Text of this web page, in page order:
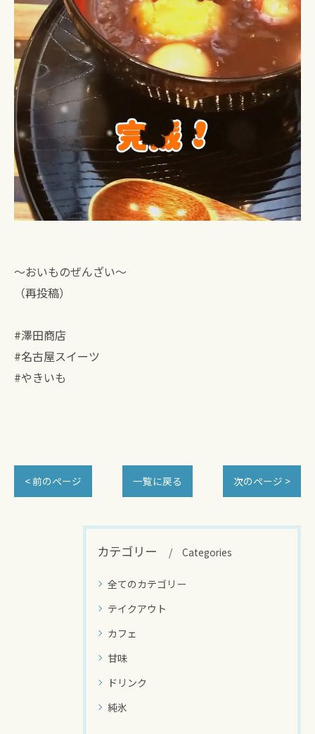
〜おいものぜんざい〜
（再投稿）
#澤田商店
#名古屋スイーツ
#やきいも
< 前のページ 一覧に戻る 次のページ >
カテゴリー Categories
全てのカテゴリー
テイクアウト
カフェ
甘味
ドリンク
純氷